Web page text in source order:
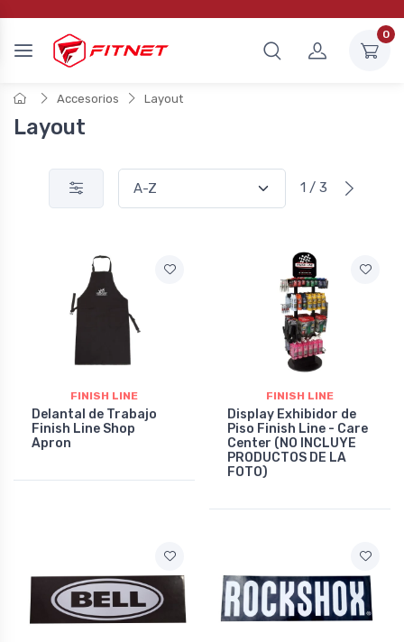
0
Accesorios Layout
Layout
1 / 3
FINISH LINE
Delantal de Trabajo
Finish Line Shop
Apron
FINISH LINE
Display Exhibidor de
Piso Finish Line - Care
Center (NO INCLUYE
PRODUCTOS DE LA
FOTO)